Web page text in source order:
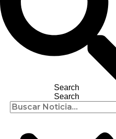
Search
Search